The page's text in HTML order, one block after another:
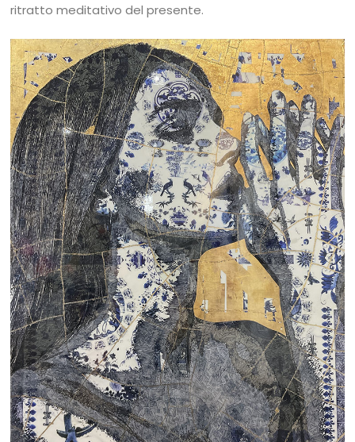
ritratto meditativo del presente.